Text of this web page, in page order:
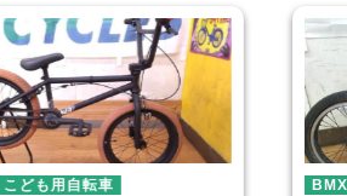
こども用自転車 BMX